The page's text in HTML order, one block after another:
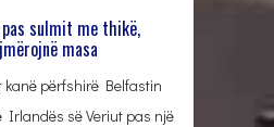
sulmit me thikë,
masa
përfshirë Belfastin
Irlandës së Veriut pas një